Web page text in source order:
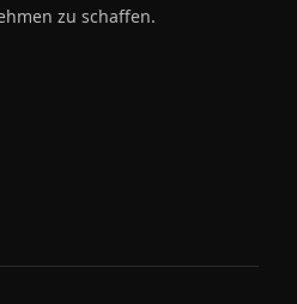
zu schaffen.